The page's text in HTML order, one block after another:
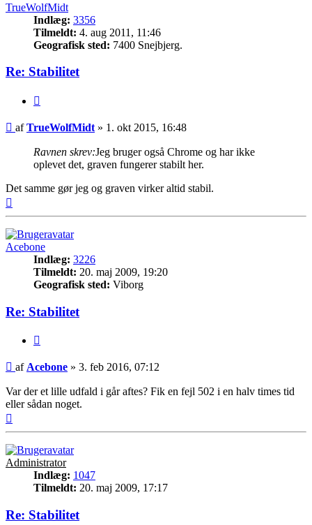
TrueWolfMidt
Indlæg: 3356
Tilmeldt: 4. aug 2011, 11:46
Geografisk sted: 7400 Snejbjerg.
Re: Stabilitet
Indlæg
afTrueWolfMidt » 1. okt 2015, 16:48
Ravnen skrev:Jeg bruger også Chrome og har ikke
oplevet det, graven fungerer stabilt her.
Det samme gør jeg og graven virker altid stabil.
Acebone
Indlæg: 3226
Tilmeldt: 20. maj 2009, 19:20
Geografisk sted: Viborg
Re: Stabilitet
Indlæg
af Acebone » 3. feb 2016, 07:12
Var der et lille udfald i går aftes? Fik en fejl 502 i en halv times tid
eller sådan noget.
Administrator
Indlæg: 1047
Tilmeldt: 20. maj 2009, 17:17
Re: Stabilitet